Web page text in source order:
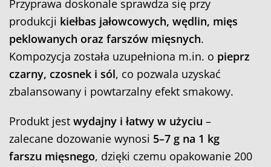
Przyprawa doskonale sprawdza się przy
produkcji kiełbas jałowcowych, wędlin, mięs
peklowanych oraz farszów mięsnych.
Kompozycja została uzupełniona m.in. o pieprz
czarny, czosnek i sól, co pozwala uzyskać
zbalansowany i powtarzalny efekt smakowy.
Produkt jest wydajny i łatwy w użyciu –
zalecane dozowanie wynosi 5–7 g na 1 kg
farszu mięsnego, dzięki czemu opakowanie 200